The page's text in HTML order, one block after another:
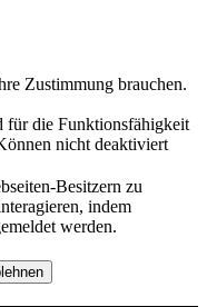
Zustimmung brauchen.
für die Funktionsfähigkeit
nicht deaktiviert
Besitzern zu
indem
werden.